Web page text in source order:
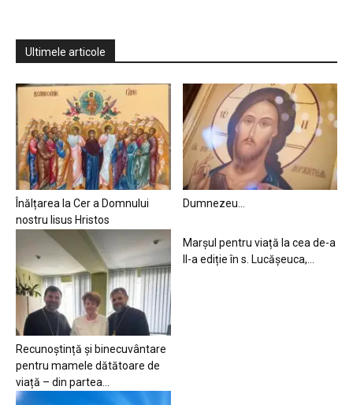
Ultimele articole
Înălțarea la Cer a Domnului
nostru Iisus Hristos
Dumnezeu…
Recunoștință și binecuvântare
pentru mamele dătătoare de
viață – din partea...
Marșul pentru viață la cea de-a
II-a ediție în s. Lucășeuca,...